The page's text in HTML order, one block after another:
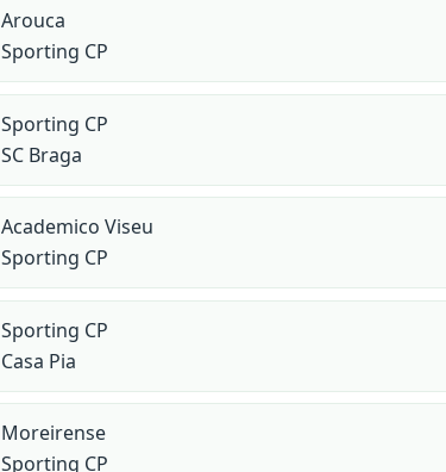
Arouca
Sporting CP
Sporting CP
SC Braga
Academico Viseu
Sporting CP
Sporting CP
Casa Pia
Moreirense
Sporting CP